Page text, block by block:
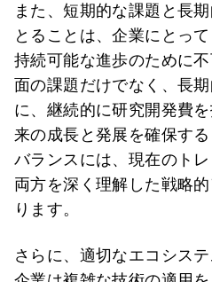
また、短期的な課題と長
とることは、企業にとっ
持続可能な進歩のために
面の課題だけでなく、長
に、継続的に研究開発費
来の成長と発展を確保す
バランスには、現在のト
両方を深く理解した戦略
ります。
さらに、適切なエコシス